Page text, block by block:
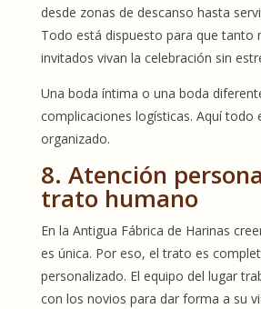
desde zonas de descanso hasta
Todo está dispuesto para que tanto
invitados vivan la celebración sin
Una boda íntima o una boda
complicaciones logísticas. Aquí todo
organizado.
8. Atención
trato humano
En la Antigua Fábrica de Harinas
es única. Por eso, el trato es
personalizado. El equipo del lugar
con los novios para dar forma a su